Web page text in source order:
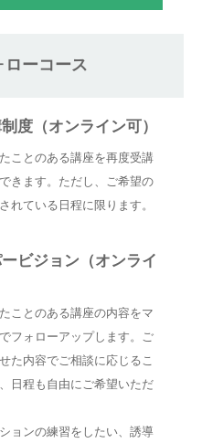
ローコース
度（オンライン可）
ことのある講座を再度受講
きます。ただし、ご希望の
れている日程に限ります。
ビジョン（オンライ
ことのある講座の内容をマ
フォローアップします。ご
た内容でご相談に応じるこ
日程も自由にご希望いただ
ションの練習をしたい、誘導